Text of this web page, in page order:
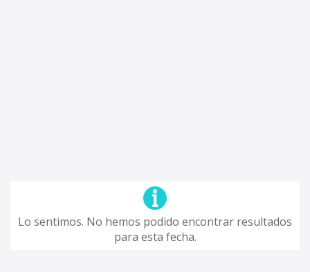
Lo sentimos. No hemos podido encontrar resultados
para esta fecha.